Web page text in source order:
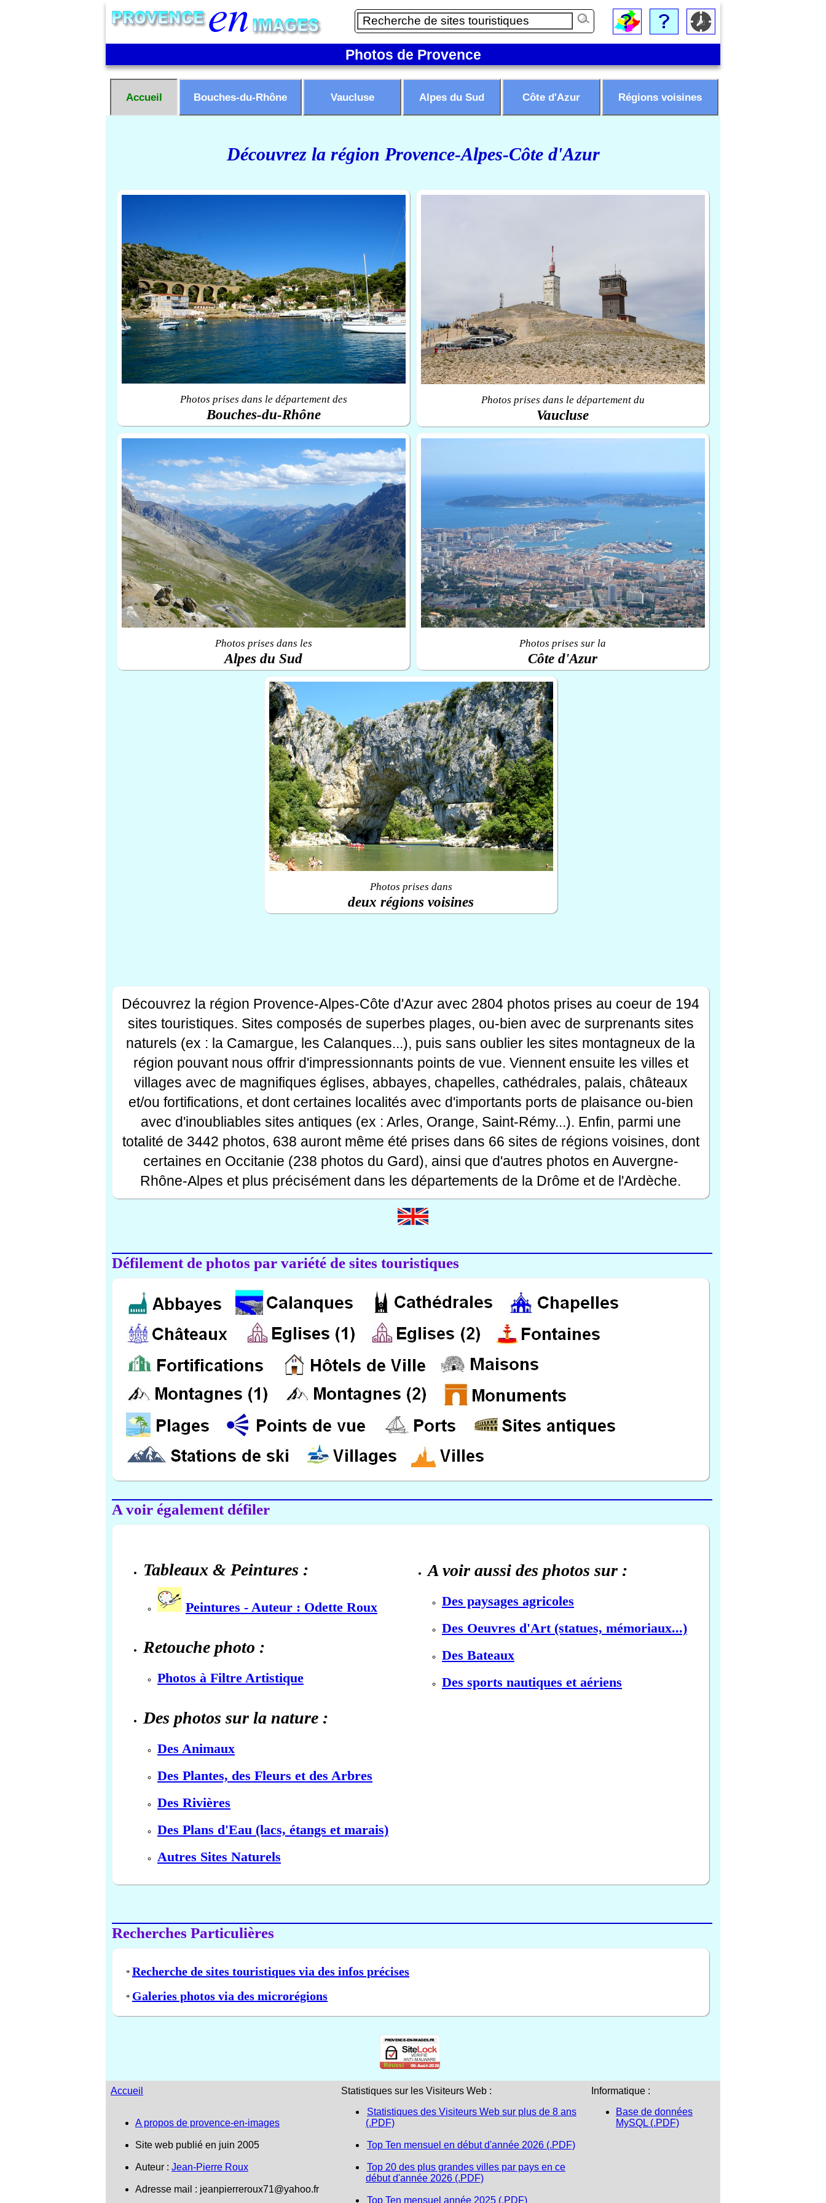
Photos de Provence
Accueil Bouches-du-Rhône Vaucluse Alpes du Sud Côte d'Azur Régions voisines
Découvrez la région Provence-Alpes-Côte d'Azur
Photos prises dans le département des
Bouches-du-Rhône
Photos prises dans le département du
Vaucluse
Photos prises dans les
Alpes du Sud
Photos prises sur la
Côte d'Azur
Photos prises dans
deux régions voisines
Découvrez la région Provence-Alpes-Côte d'Azur avec 2804 photos prises au coeur de 194
sites touristiques. Sites composés de superbes plages, ou-bien avec de surprenants sites
naturels (ex : la Camargue, les Calanques...), puis sans oublier les sites montagneux de la
région pouvant nous offrir d'impressionnants points de vue. Viennent ensuite les villes et
villages avec de magnifiques églises, abbayes, chapelles, cathédrales, palais, châteaux
et/ou fortifications, et dont certaines localités avec d'importants ports de plaisance ou-bien
avec d'inoubliables sites antiques (ex : Arles, Orange, Saint-Rémy...). Enfin, parmi une
totalité de 3442 photos, 638 auront même été prises dans 66 sites de régions voisines, dont
certaines en Occitanie (238 photos du Gard), ainsi que d'autres photos en Auvergne-
Rhône-Alpes et plus précisément dans les départements de la Drôme et de l'Ardèche.
Défilement de photos par variété de sites touristiques
A voir également défiler
Tableaux & Peintures :
Peintures - Auteur : Odette Roux
Retouche photo :
Photos à Filtre Artistique
Des photos sur la nature :
Des Animaux
Des Plantes, des Fleurs et des Arbres
Des Rivières
Des Plans d'Eau (lacs, étangs et marais)
Autres Sites Naturels
A voir aussi des photos sur :
Des paysages agricoles
Des Oeuvres d'Art (statues, mémoriaux...)
Des Bateaux
Des sports nautiques et aériens
Recherches Particulières
* Recherche de sites touristiques via des infos précises
* Galeries photos via des microrégions
Accueil
A propos de provence-en-images
Site web publié en juin 2005
Auteur : Jean-Pierre Roux
Adresse mail : jeanpierreroux71@yahoo.fr
Statistiques sur les Visiteurs Web :
Statistiques des Visiteurs Web sur plus de 8 ans
(.PDF)
Top Ten mensuel en début d'année 2026 (.PDF)
Top 20 des plus grandes villes par pays en ce
début d'année 2026 (.PDF)
Top Ten mensuel année 2025 (.PDF)
Informatique :
Base de données
MySQL (.PDF)